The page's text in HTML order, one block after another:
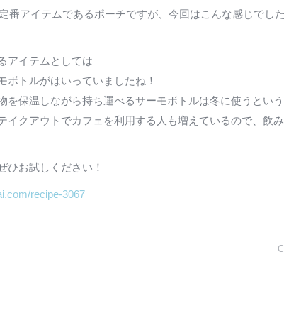
番アイテムであるポーチですが、今回はこんな感じでした
アイテムとしては
ボトルがはいっていましたね！
を保温しながら持ち運べるサーモボトルは冬に使うとい
イクアウトでカフェを利用する人も増えているので、飲
ひお試しください！
recipe-3067